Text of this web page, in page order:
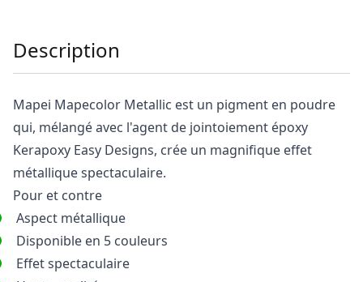
Description
Mapei Mapecolor Metallic est un pigment en poudre
qui, mélangé avec l'agent de jointoiement époxy
Kerapoxy Easy Designs, crée un magnifique effet
métallique spectaculaire.
Pour et contre
Aspect métallique
Disponible en 5 couleurs
Effet spectaculaire